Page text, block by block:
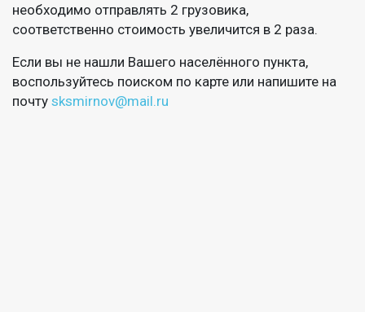
необходимо отправлять 2 грузовика,
соответственно стоимость увеличится в 2 раза.
Если вы не нашли Вашего населённого пункта,
воспользуйтесь поиском по карте или напишите на
почту sksmirnov@mail.ru